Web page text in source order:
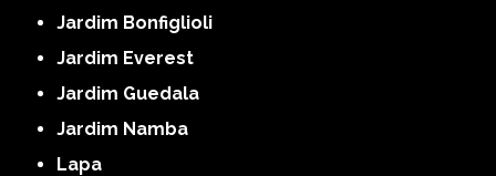
Jardim Bonfiglioli
Jardim Everest
Jardim Guedala
Jardim Namba
Lapa